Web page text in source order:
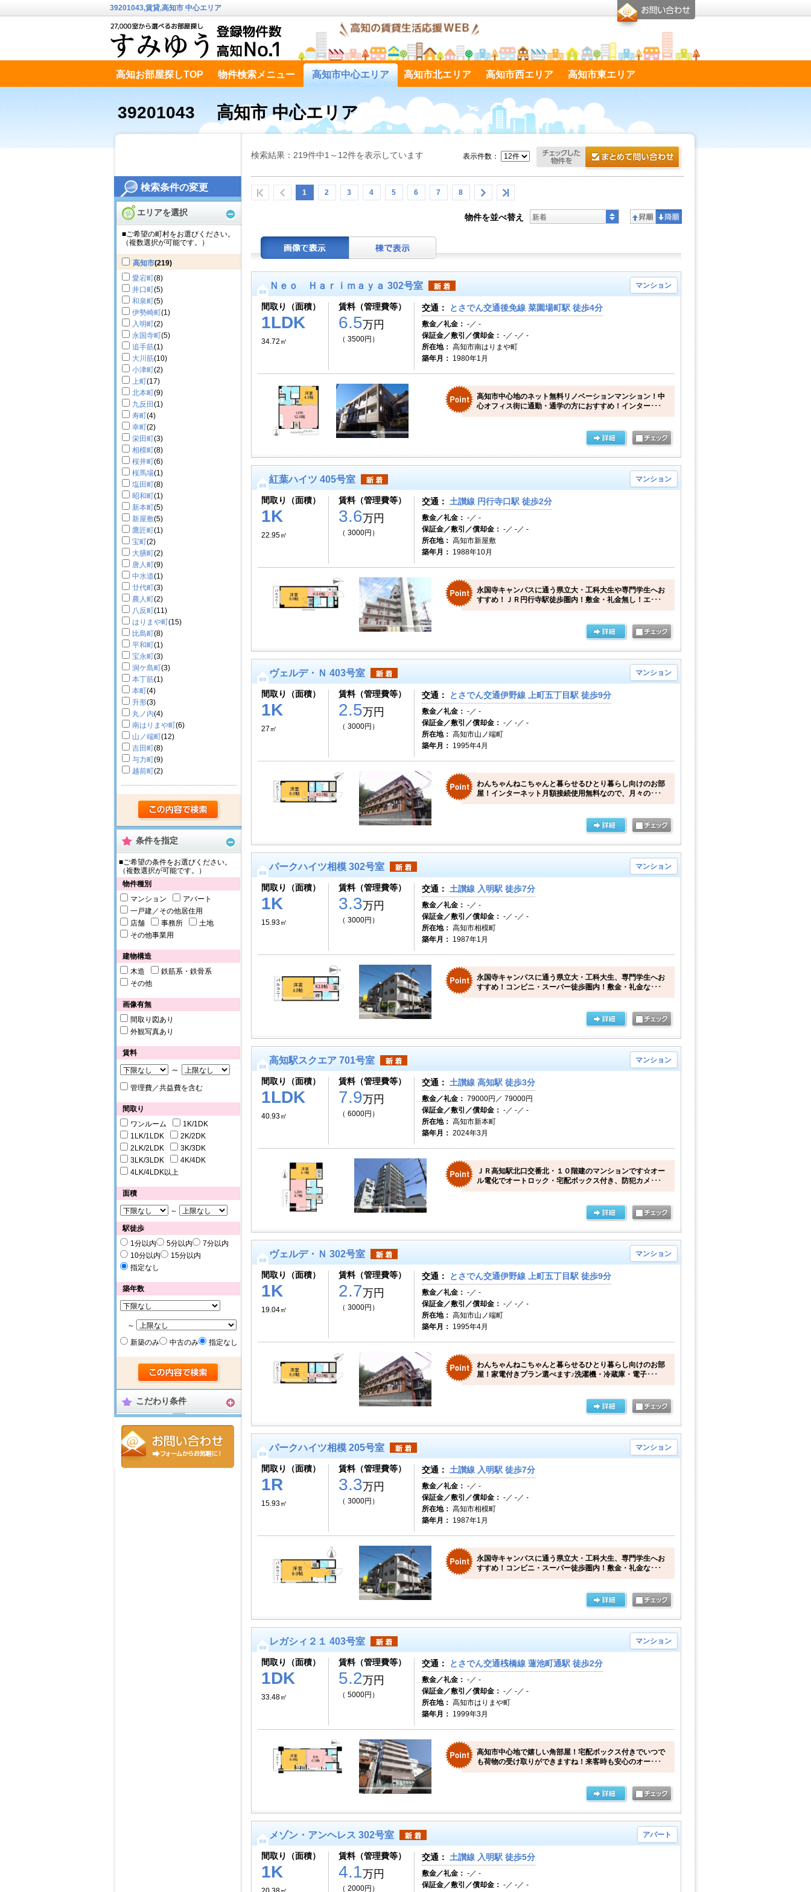
検索条件の変更
エリアを選択
■ご希望の町村をお選びください。
（複数選択が可能です。）
高知市(219)
愛宕町(8)
井口町(5)
和泉町(5)
伊勢崎町(1)
入明町(2)
永国寺町(5)
追手筋(1)
大川筋(10)
小津町(2)
上町(17)
北本町(9)
九反田(1)
寿町(4)
幸町(2)
栄田町(3)
相模町(8)
桜井町(6)
桜馬場(1)
塩田町(8)
昭和町(1)
新本町(5)
新屋敷(5)
鷹匠町(1)
宝町(2)
大膳町(2)
唐人町(9)
中水道(1)
廿代町(3)
農人町(2)
八反町(11)
はりまや町(15)
比島町(8)
平和町(1)
宝永町(3)
洞ケ島町(3)
本丁筋(1)
本町(4)
升形(3)
丸ノ内(4)
南はりまや町(6)
山ノ端町(12)
吉田町(8)
与力町(9)
越前町(2)
条件を指定
■ご希望の条件をお選びください。
（複数選択が可能です。）
物件種別
マンション
アパート
一戸建／その他居住用
店舗
事務所
土地
その他事業用
建物構造
木造
鉄筋系・鉄骨系
その他
画像有無
間取り図あり
外観写真あり
賃料
～
管理費／共益費を含む
間取り
ワンルーム
1K/1DK
1LK/1LDK
2K/2DK
2LK/2LDK
3K/3DK
3LK/3LDK
4K/4DK
4LK/4LDK以上
面積
～
駅徒歩
1分以内
5分以内
7分以内
10分以内
15分以内
指定なし
築年数
～
新築のみ
中古のみ 指定なし
こだわり条件
39201043,賃貸,高知市 中心エリア
高知お部屋探しTOP 物件検索メニュー 高知市中心エリア 高知市北エリア 高知市西エリア 高知市東エリア
テキストデータ
39201043 高知市 中心エリア
検索結果：219件中1～12件を表示しています
1 2 3 4 5 6 7 8
表示件数：
物件を並べ替え 新着
Ｎｅｏ Ｈａｒｉｍａｙａ 302号室 マンション
間取り（面積）
1LDK
34.72㎡
賃料（管理費等）
6.5万円
（ 3500円）
交通： とさでん交通後免線 菜園場町駅 徒歩4分
敷金／礼金： -／ -
保証金／敷引／償却金： -／ -／ -
所在地： 高知市南はりまや町
築年月： 1980年1月
高知市中心地のネット無料リノベーションマンション！中
心オフィス街に通勤・通学の方におすすめ！インター･･･
紅葉ハイツ 405号室 マンション
間取り（面積）
1K
22.95㎡
賃料（管理費等）
3.6万円
（ 3000円）
交通： 土讃線 円行寺口駅 徒歩2分
敷金／礼金： -／ -
保証金／敷引／償却金： -／ -／ -
所在地： 高知市新屋敷
築年月： 1988年10月
永国寺キャンパスに通う県立大・工科大生や専門学生へお
すすめ！ＪＲ円行寺駅徒歩圏内！敷金・礼金無し！エ･･･
ヴェルデ・Ｎ 403号室 マンション
間取り（面積）
1K
27㎡
賃料（管理費等）
2.5万円
（ 3000円）
交通： とさでん交通伊野線 上町五丁目駅 徒歩9分
敷金／礼金： -／ -
保証金／敷引／償却金： -／ -／ -
所在地： 高知市山ノ端町
築年月： 1995年4月
わんちゃんねこちゃんと暮らせるひとり暮らし向けのお部
屋！インターネット月額接続使用無料なので、月々の･･･
パークハイツ相模 302号室 マンション
間取り（面積）
1K
15.93㎡
賃料（管理費等）
3.3万円
（ 3000円）
交通： 土讃線 入明駅 徒歩7分
敷金／礼金： -／ -
保証金／敷引／償却金： -／ -／ -
所在地： 高知市相模町
築年月： 1987年1月
永国寺キャンパスに通う県立大・工科大生、専門学生へお
すすめ！コンビニ・スーパー徒歩圏内！敷金・礼金な･･･
高知駅スクエア 701号室 マンション
間取り（面積）
1LDK
40.93㎡
賃料（管理費等）
7.9万円
（ 6000円）
交通： 土讃線 高知駅 徒歩3分
敷金／礼金： 79000円／ 79000円
保証金／敷引／償却金： -／ -／ -
所在地： 高知市新本町
築年月： 2024年3月
ＪＲ高知駅北口交番北・１０階建のマンションです☆オー
ル電化でオートロック・宅配ボックス付き、防犯カメ･･･
ヴェルデ・Ｎ 302号室 マンション
間取り（面積）
1K
19.04㎡
賃料（管理費等）
2.7万円
（ 3000円）
交通： とさでん交通伊野線 上町五丁目駅 徒歩9分
敷金／礼金： -／ -
保証金／敷引／償却金： -／ -／ -
所在地： 高知市山ノ端町
築年月： 1995年4月
わんちゃんねこちゃんと暮らせるひとり暮らし向けのお部
屋！家電付きプラン選べます♪洗濯機・冷蔵庫・電子･･･
パークハイツ相模 205号室 マンション
間取り（面積）
1R
15.93㎡
賃料（管理費等）
3.3万円
（ 3000円）
交通： 土讃線 入明駅 徒歩7分
敷金／礼金： -／ -
保証金／敷引／償却金： -／ -／ -
所在地： 高知市相模町
築年月： 1987年1月
永国寺キャンパスに通う県立大・工科大生、専門学生へお
すすめ！コンビニ・スーパー徒歩圏内！敷金・礼金な･･･
レガシィ２１ 403号室 マンション
間取り（面積）
1DK
33.48㎡
賃料（管理費等）
5.2万円
（ 5000円）
交通： とさでん交通桟橋線 蓮池町通駅 徒歩2分
敷金／礼金： -／ -
保証金／敷引／償却金： -／ -／ -
所在地： 高知市はりまや町
築年月： 1999年3月
高知市中心地で嬉しい角部屋！宅配ボックス付きでいつで
も荷物の受け取りができますね！来客時も安心のオー･･･
メゾン・アンヘレス 302号室 アパート
間取り（面積）
1K
賃料（管理費等）
4.1万円
（ 2000円）
交通： 土讃線 入明駅 徒歩5分
敷金／礼金： -／ -
保証金／敷引／償却金： -／ -／ -